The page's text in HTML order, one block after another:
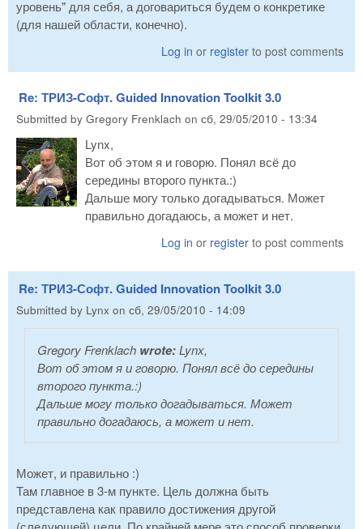
уровень" для себя, а договариться будем о конкретике
(для нашей области, конечно).
Log in or register to post comments
Re: ТРИЗ-Софт. Guided Innovation Toolkit 3.0
Submitted by Gregory Frenklach on сб, 29/05/2010 - 13:34
Lynx,
Вот об этом я и говорю. Понял всё до
середины второго пункта.:)
Дальше могу только догадываться. Может
правильно догадаюсь, а может и нет.
Log in or register to post comments
Re: ТРИЗ-Софт. Guided Innovation Toolkit 3.0
Submitted by Lynx on сб, 29/05/2010 - 14:09
Gregory Frenklach wrote:Lynx,
Вот об этом я и говорю. Понял всё до середины
второго пункта.:)
Дальше могу только догадываться. Может
правильно догадаюсь, а может и нет.
Может, и правильно :)
Там главное в 3-м пункте. Цель должна быть
представлена как правило достижения другой